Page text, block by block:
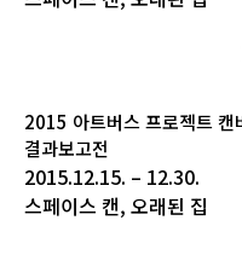
2015 아트버스 프로젝트 캔
결과보고전
2015.12.15. – 12.30.
스페이스 캔, 오래된 집